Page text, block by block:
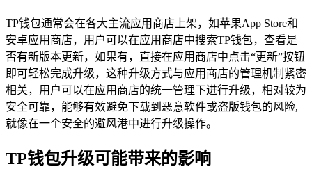
TP钱包通常会在各大主流应用商店上架，如苹果App Store和
安卓应用商店，用户可以在应用商店中搜索TP钱包，查看是
否有新版本更新，如果有，直接在应用商店中点击“更新”按钮
即可轻松完成升级，这种升级方式与应用商店的管理机制紧密
相关，用户可以在应用商店的统一管理下进行升级，相对较为
安全可靠，能够有效避免下载到恶意软件或盗版钱包的风险,
就像在一个安全的避风港中进行升级操作。
TP钱包升级可能带来的影响